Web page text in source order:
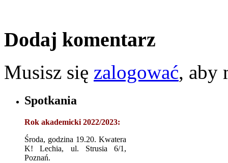
Dodaj komentarz
Musisz się zalogować, aby
Spotkania
Rok akademicki 2022/2023:
Środa, godzina 19.20. Kwatera
K! Lechia, ul. Strusia 6/1,
Poznań.